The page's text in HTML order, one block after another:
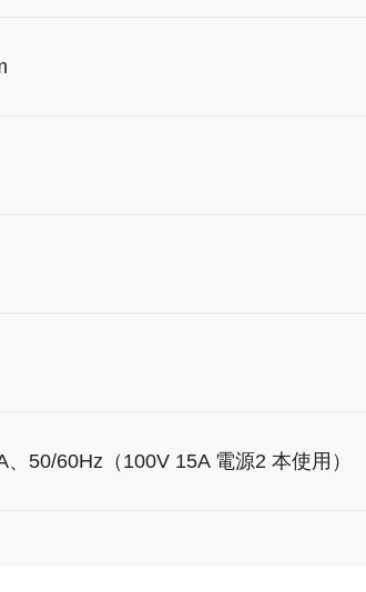
50/60Hz（100V 15A 電源2 本使用）